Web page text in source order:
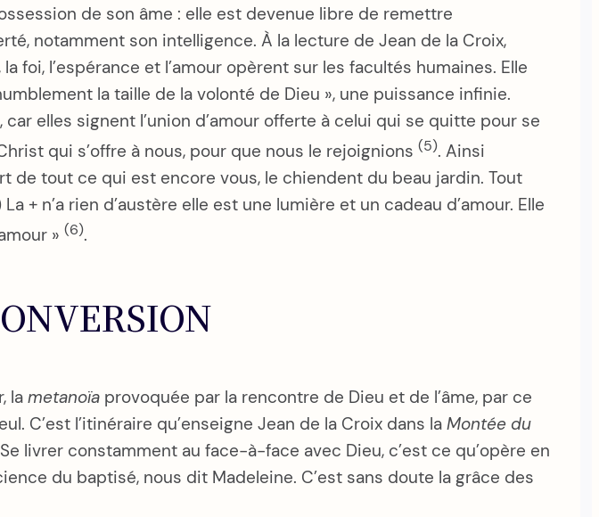
de son âme : elle est devenue libre de remettre
notamment son intelligence. À la lecture de Jean de la Croix,
foi, l’espérance et l’amour opèrent sur les facultés humaines. Elle
la taille de la volonté de Dieu », une puissance infinie.
elles signent l’union d’amour offerte à celui qui se quitte pour se
qui s’offre à nous, pour que nous le rejoignions(5). Ainsi
de tout ce qui est encore vous, le chiendent du beau jardin. Tout
+ n’a rien d’austère elle est une lumière et un cadeau d’amour. Elle
»(6).
lametanoïa provoquée par la rencontre de Dieu et de l’âme, par ce
C’est l’itinéraire qu’enseigne Jean de la Croix dans laMontée du
livrer constamment au face-à-face avec Dieu, c’est ce qu’opère en
du baptisé, nous dit Madeleine. C’est sans doute la grâce des